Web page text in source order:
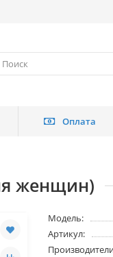
Оплата
женщин)
Модель:
Артикул: